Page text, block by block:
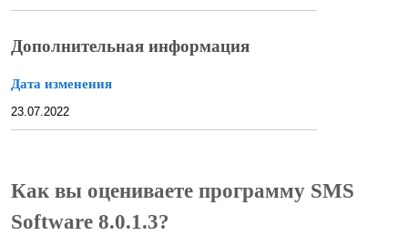
Дополнительная информация
Дата изменения
23.07.2022
Как вы оцениваете программу SMS
Software 8.0.1.3?